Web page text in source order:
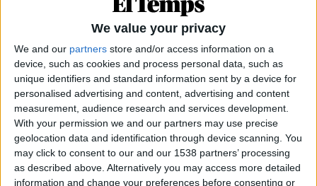
We value your privacy
We and our partners store and/or access information on a
device, such as cookies and process personal data, such as
unique identifiers and standard information sent by a device for
personalised advertising and content, advertising and content
measurement, audience research and services development.
With your permission we and our partners may use precise
geolocation data and identification through device scanning. You
may click to consent to our and our 1538 partners’ processing
as described above. Alternatively you may access more detailed
information and change your preferences before consenting or
MOCIÓ DE CENSURA A RAJOY
I Pedro Sánchez va agafar el seu fusell
Les claus de la moció de censura socialista i els possibles
escenaris de futur
PerVíctor Maceda